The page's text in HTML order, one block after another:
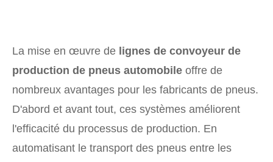
La mise en œuvre de lignes de convoyeur de
production de pneus automobile offre de
nombreux avantages pour les fabricants de pneus.
D'abord et avant tout, ces systèmes améliorent
l'efficacité du processus de production. En
automatisant le transport des pneus entre les